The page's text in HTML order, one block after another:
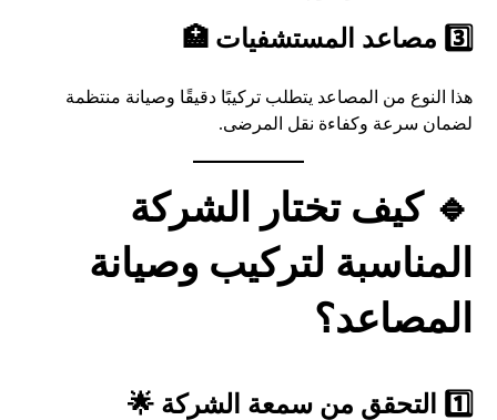
3️⃣ مصاعد المستشفيات 🏥
هذا النوع من المصاعد يتطلب تركيبًا دقيقًا وصيانة منتظمة
لضمان سرعة وكفاءة نقل المرضى.
🔹 كيف تختار الشركة
المناسبة لتركيب وصيانة
المصاعد؟
1️⃣ التحقق من سمعة الشركة 🌟